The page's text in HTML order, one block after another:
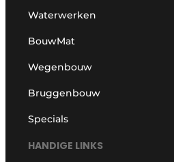
Waterwerken
BouwMat
Wegenbouw
Bruggenbouw
Specials
HANDIGE LINKS